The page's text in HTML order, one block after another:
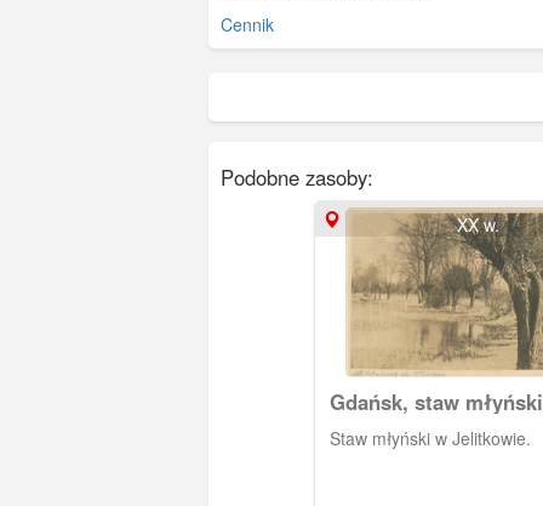
Cennik
Podobne zasoby:
XX w.
Gdańsk, staw
Jelitkowie
Staw młyński w Jelitkowie.